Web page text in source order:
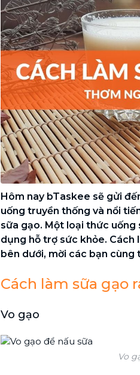
Chuyển nhà trọn gói, không lo
dẹp nơi đi nơi đến
Vệ sinh công nghiệp NEW
Vệ sinh chuyên nghiệp cho văn
phòng, nhà xưởng, công trình
Hôm nay bTaskee sẽ gửi
uống truyền thống và nổi
sữa gạo. Một loại thức uống
dụng hỗ trợ sức khỏe. Cách
bên dưới, mời các bạn cùng
Cách làm sữa gạo
Vo gạo
Vo